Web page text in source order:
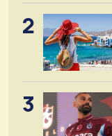
2
3